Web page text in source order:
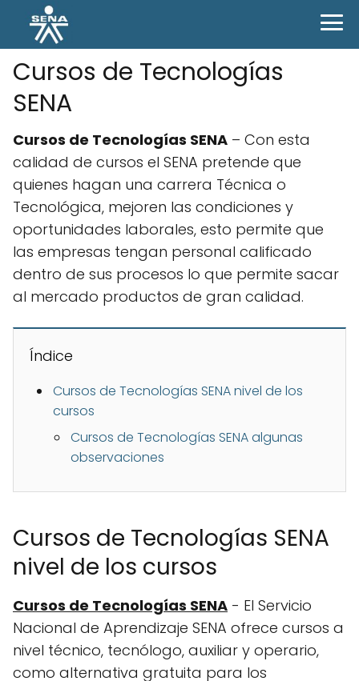
Cursos de Tecnologías
SENA
Cursos de Tecnologías SENA – Con esta
calidad de cursos el SENA pretende que
quienes hagan una carrera Técnica o
Tecnológica, mejoren las condiciones y
oportunidades laborales, esto permite que
las empresas tengan personal calificado
dentro de sus procesos lo que permite sacar
al mercado productos de gran calidad.
Índice
Cursos de Tecnologías SENA nivel de los
cursos
Cursos de Tecnologías SENA algunas
observaciones
Cursos de Tecnologías SENA
nivel de los cursos
Cursos de Tecnologías SENA - El Servicio
Nacional de Aprendizaje SENA ofrece cursos a
nivel técnico, tecnólogo, auxiliar y operario,
como alternativa gratuita para los